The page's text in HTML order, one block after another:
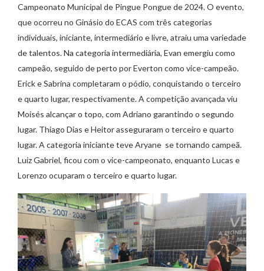
Campeonato Municipal de Pingue Pongue de 2024. O evento,
que ocorreu no Ginásio do ECAS com três categorias
individuais, iniciante, intermediário e livre, atraiu uma variedade
de talentos. Na categoria intermediária, Evan emergiu como
campeão, seguido de perto por Everton como vice-campeão.
Erick e Sabrina completaram o pódio, conquistando o terceiro
e quarto lugar, respectivamente. A competição avançada viu
Moisés alcançar o topo, com Adriano garantindo o segundo
lugar. Thiago Dias e Heitor asseguraram o terceiro e quarto
lugar. A categoria iniciante teve Aryane se tornando campeã.
Luiz Gabriel, ficou com o vice-campeonato, enquanto Lucas e
Lorenzo ocuparam o terceiro e quarto lugar.